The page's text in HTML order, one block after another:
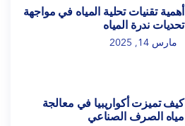
أهمية تقنيات تحلية المياه في مواجهة
تحديات ندرة المياه
مارس 14, 2025
كيف تميزت أكواريبيا في معالجة
مياه الصرف الصناعي